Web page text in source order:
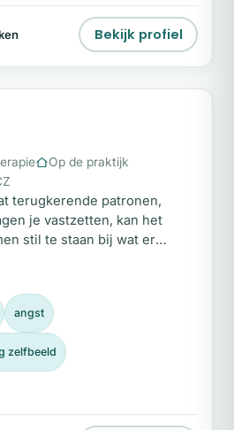
Bekijk profiel
Op de praktijk
terugkerende patronen,
je vastzetten, kan het
stil te staan bij wat er
mensen die bereid
onderzoeken. Vanuit zijn
therapeutische
te worden van de
vastzet.
angst
zelfbeeld